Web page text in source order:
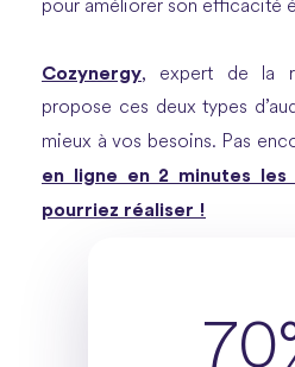
pour améliorer son efficacité
Cozynergy, expert de la
propose ces deux types
mieux à vos besoins. Pas
en ligne en 2 minutes les
pourriez réaliser !